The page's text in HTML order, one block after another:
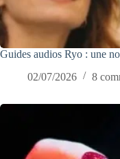
Guides audios Ryo : une
02/07/2026
8